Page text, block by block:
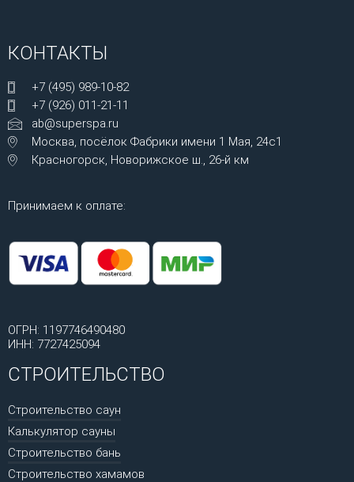
КОНТАКТЫ
+7 (495) 989-10-82
+7 (926) 011-21-11
ab@superspa.ru
Москва, посёлок Фабрики имени 1 Мая, 24с1
Красногорск, Новорижское ш., 26-й км
Принимаем к оплате:
ОГРН: 1197746490480
ИНН: 7727425094
СТРОИТЕЛЬСТВО
Строительство саун
Калькулятор сауны
Строительство бань
Строительство хамамов